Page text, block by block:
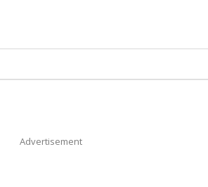
Advertisement